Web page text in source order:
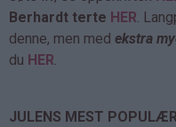
Berhardt terte HER.
denne, men med ekstra
du HER.
JULENS MEST